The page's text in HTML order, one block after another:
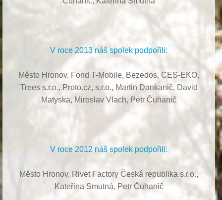
V roce 2013 náš spolek podpořili:
Město Hronov, Fond T-Mobile, Bezedos, CES-EKO,
Trees s.r.o., Proto.cz, s.r.o., Martin Dankanič, David
Matyska, Miroslav Vlach, Petr Čuhanič
V roce 2012 náš spolek podpořili:
Město Hronov, Rivet Factory Česká republika s.r.o.,
Kateřina Smutná, Petr Čuhanič